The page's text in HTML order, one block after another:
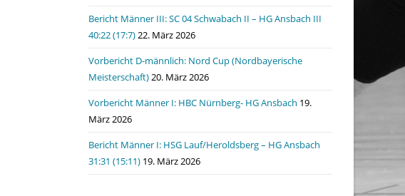
Bericht Männer III: SC 04 Schwabach II – HG Ansbach III
40:22 (17:7)22. März 2026
Vorbericht D-männlich: Nord Cup (Nordbayerische
Meisterschaft)20. März 2026
Vorbericht Männer I: HBC Nürnberg- HG Ansbach 19.
März 2026
Bericht Männer I: HSG Lauf/Heroldsberg – HG Ansbach
31:31 (15:11) 19. März 2026